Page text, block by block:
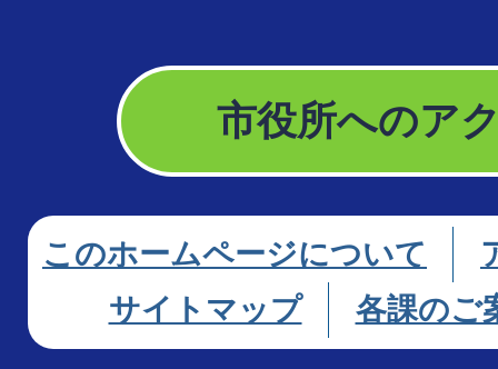
市役所へのア
このホームページについて
サイトマップ
各課のご